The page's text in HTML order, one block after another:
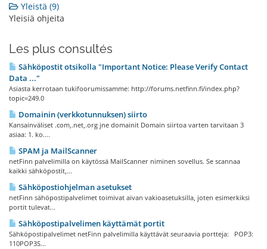
Yleistä (9)
Yleisiä ohjeita
Les plus consultés
Sähköpostit otsikolla "Important Notice: Please Verify Contact
Data ..."
Asiasta kerrotaan tukifoorumissamme: http://forums.netfinn.fi/index.php?
topic=249.0
Domainin (verkkotunnuksen) siirto
Kansainväliset .com,.net,.org jne domainit Domain siirtoa varten tarvitaan 3
asiaa: 1. ko....
SPAM ja MailScanner
netFinn palvelimilla on käytössä MailScanner niminen sovellus. Se scannaa
kaikki sähköpostit,...
Sähköpostiohjelman asetukset
netFinn sähöpostipalvelimet toimivat aivan vakioasetuksilla, joten esimerkiksi
portit tulevat...
Sähköpostipalvelimen käyttämät portit
Sähköpostipalvelimet netFinn palvelimilla käyttävät seuraavia portteja: POP3:
110POP3S...